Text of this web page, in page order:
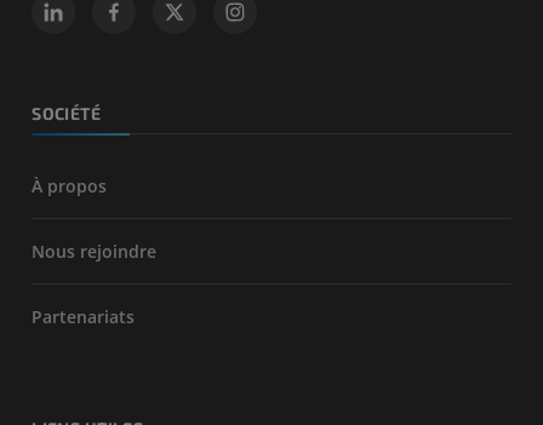
SOCIÉTÉ
À propos
Nous rejoindre
Partenariats